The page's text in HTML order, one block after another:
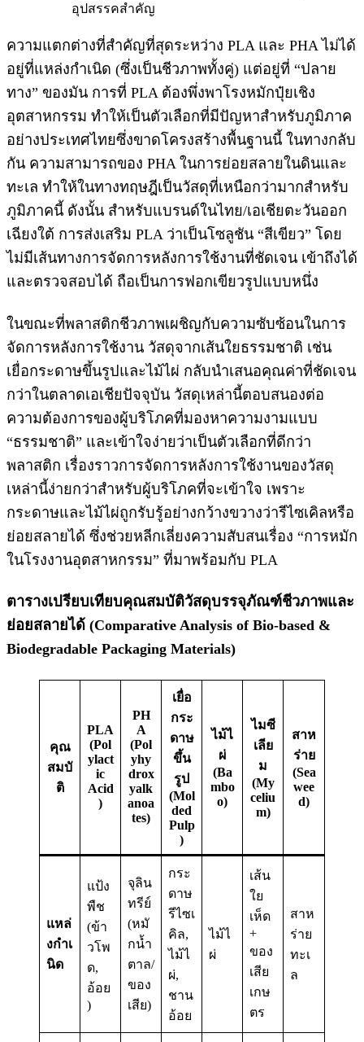
อุปสรรคสำคัญ
ความแตกต่างที่สำคัญที่สุดระหว่าง PLA และ PHA ไม่ได้
อยู่ที่แหล่งกำเนิด (ซึ่งเป็นชีวภาพทั้งคู่) แต่อยู่ที่ “ปลาย
ทาง” ของมัน การที่ PLA ต้องพึ่งพาโรงหมักปุ๋ยเชิง
อุตสาหกรรม ทำให้เป็นตัวเลือกที่มีปัญหาสำหรับภูมิภาค
อย่างประเทศไทยซึ่งขาดโครงสร้างพื้นฐานนี้ ในทางกลับ
กัน ความสามารถของ PHA ในการย่อยสลายในดินและ
ทะเล ทำให้ในทางทฤษฎีเป็นวัสดุที่เหนือกว่ามากสำหรับ
ภูมิภาคนี้ ดังนั้น สำหรับแบรนด์ในไทย/เอเชียตะวันออก
เฉียงใต้ การส่งเสริม PLA ว่าเป็นโซลูชัน “สีเขียว” โดย
ไม่มีเส้นทางการจัดการหลังการใช้งานที่ชัดเจน เข้าถึงได้
และตรวจสอบได้ ถือเป็นการฟอกเขียวรูปแบบหนึ่ง
ในขณะที่พลาสติกชีวภาพเผชิญกับความซับซ้อนในการ
จัดการหลังการใช้งาน วัสดุจากเส้นใยธรรมชาติ เช่น
เยื่อกระดาษขึ้นรูปและไม้ไผ่ กลับนำเสนอคุณค่าที่ชัดเจน
กว่าในตลาดเอเชียปัจจุบัน วัสดุเหล่านี้ตอบสนองต่อ
ความต้องการของผู้บริโภคที่มองหาความงามแบบ
“ธรรมชาติ” และเข้าใจง่ายว่าเป็นตัวเลือกที่ดีกว่า
พลาสติก เรื่องราวการจัดการหลังการใช้งานของวัสดุ
เหล่านี้ง่ายกว่าสำหรับผู้บริโภคที่จะเข้าใจ เพราะ
กระดาษและไม้ไผ่ถูกรับรู้อย่างกว้างขวางว่ารีไซเคิลหรือ
ย่อยสลายได้ ซึ่งช่วยหลีกเลี่ยงความสับสนเรื่อง “การหมัก
ในโรงงานอุตสาหกรรม” ที่มาพร้อมกับ PLA
ตารางเปรียบเทียบคุณสมบัติวัสดุบรรจุภัณฑ์ชีวภาพและ
ย่อยสลายได้ (Comparative Analysis of Bio-based &
Biodegradable Packaging Materials)
คุณ
สมบั
ติ
PLA
(Pol
ylact
ic
Acid
)
PH
A
(Pol
yhy
drox
yalk
anoa
tes)
เยื่อ
กระ
ดาษ
ขึ้น
รูป
(Mol
ded
Pulp
)
ไม้ไ
ผ่
(Ba
mbo
o)
ไมซี
เลีย
ม
(My
celiu
m)
สาห
ร่าย
(Sea
wee
d)
แหล่
งกำเ
นิด
แป้ง
พืช
(ข้า
วโพ
ด,
อ้อย
)
จุลิน
ทรีย์
(หมั
กน้ำ
ตาล/
ของ
เสีย)
กระ
ดาษ
รีไซเ
คิล,
ไม้ไ
ผ่,
ชาน
อ้อย
ไม้ไ
ผ่
เส้น
ใย
เห็ด
+
ของ
เสีย
เกษ
ตร
สาห
ร่าย
ทะเ
ล